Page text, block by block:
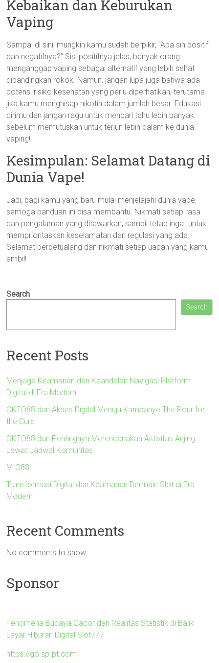
Kebaikan dan Keburukan
Vaping
Sampai di sini, mungkin kamu sudah berpikir, “Apa sih positif
dan negatifnya?” Sisi positifnya jelas, banyak orang
menganggap vaping sebagai alternatif yang lebih sehat
dibandingkan rokok. Namun, jangan lupa juga bahwa ada
potensi risiko kesehatan yang perlu diperhatikan, terutama
jika kamu menghisap nikotin dalam jumlah besar. Edukasi
dirimu dan jangan ragu untuk mencari tahu lebih banyak
sebelum memutuskan untuk terjun lebih dalam ke dunia
vaping!
Kesimpulan: Selamat Datang di
Dunia Vape!
Jadi, bagi kamu yang baru mulai menjelajahi dunia vape,
semoga panduan ini bisa membantu. Nikmati setiap rasa
dan pengalaman yang ditawarkan, sambil tetap ingat untuk
memprioritaskan keselamatan dan regulasi yang ada.
Selamat berpetualang dan nikmati setiap uapan yang kamu
ambil!
Search
Search
Recent Posts
Menjaga Keamanan dan Keandalan Navigasi Platform
Digital di Era Modern
OKTO88 dan Akses Digital Menuju Kampanye The Pour for
the Cure
OKTO88 dan Pentingnya Merencanakan Aktivitas Anjing
Lewat Jadwal Komunitas
MIO88
Transformasi Digital dan Keamanan Bermain Slot di Era
Modern
Recent Comments
No comments to show.
Sponsor
Fenomena Budaya Gacor dan Realitas Statistik di Balik
Layar Hiburan Digital Slot777
https://go.sp-pt.com